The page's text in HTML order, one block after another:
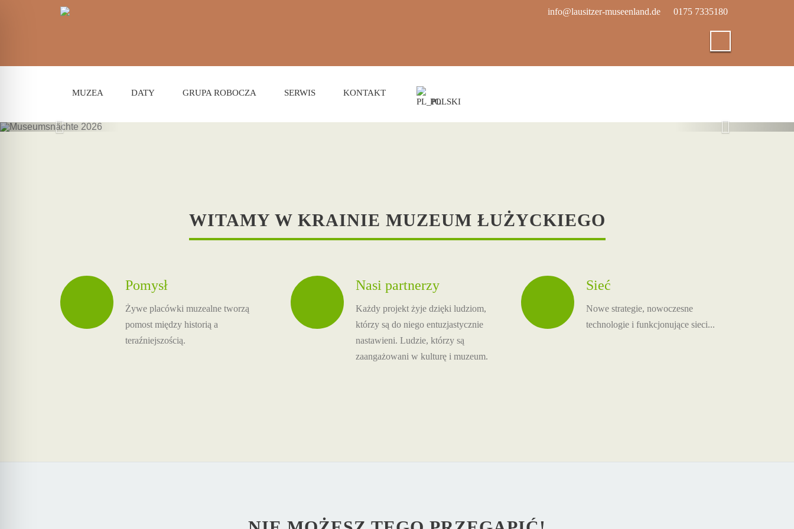
info@lausitzer-museenland.de 0175 7335180
MUZEA DATY GRUPA ROBOCZA SERWIS
KONTAKT
POLSKI
tutaj
WITAMY W KRAINIE MUZEUM ŁUŻYCKIEGO
Pomysł
Żywe placówki muzealne tworzą
pomost między historią a
teraźniejszością.
Nasi partnerzy
Każdy projekt żyje dzięki ludziom,
którzy są do niego entuzjastycznie
nastawieni. Ludzie, którzy są
zaangażowani w kulturę i muzeum.
Sieć
Nowe strategie, nowoczesne
technologie i funkcjonujące sieci...